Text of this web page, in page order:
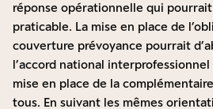
réponse opérationnelle qui
praticable. La mise en place de
couverture prévoyance pourrait
l’accord national interprofessionnel
mise en place de la
tous. En suivant les mêmes